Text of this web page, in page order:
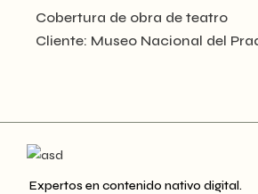
Cobertura de obra de teatro
Cliente: Museo Nacional del
Expertos en contenido nativo digital.